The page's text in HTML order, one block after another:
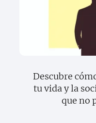
Descubre
tu vida y la
que no